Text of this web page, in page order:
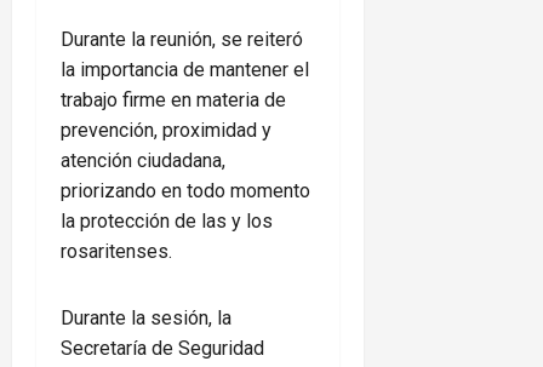
Durante la reunión, se reiteró
la importancia de mantener el
trabajo firme en materia de
prevención, proximidad y
atención ciudadana,
priorizando en todo momento
la protección de las y los
rosaritenses.
Durante la sesión, la
Secretaría de Seguridad